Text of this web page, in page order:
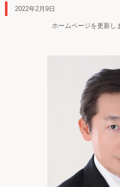
2022年2月9日
ホームページを更新し